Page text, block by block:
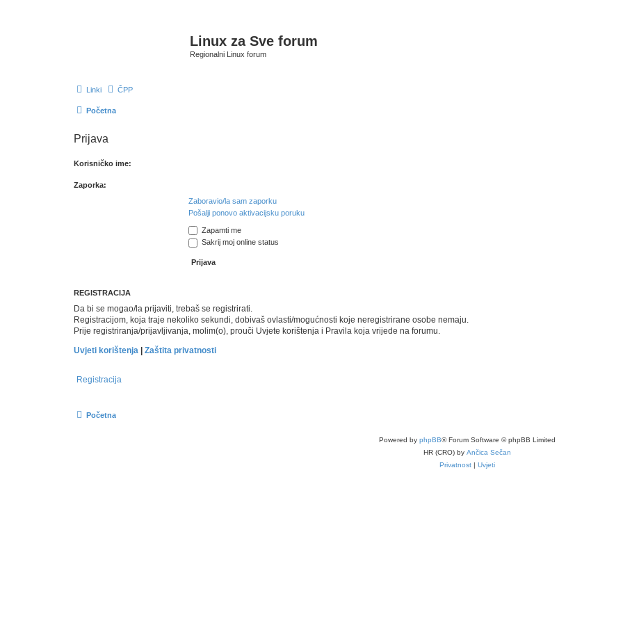
Linux za Sve forum
Regionalni Linux forum
Linki ČPP
Početna
Prijava
Korisničko ime:
Zaporka:
Zaboravio/la sam zaporku
Pošalji ponovo aktivacijsku poruku
Zapamti me
Sakrij moj online status
REGISTRACIJA
Da bi se mogao/la prijaviti, trebaš se registrirati.
Registracijom, koja traje nekoliko sekundi, dobivaš ovlasti/mogućnosti koje neregistrirane osobe nemaju.
Prije registriranja/prijavljivanja, molim(o), prouči Uvjete korištenja i Pravila koja vrijede na forumu.
Uvjeti korištenja
Zaštita privatnosti
Registracija
Početna
Powered by phpBB® Forum Software © phpBB Limited
HR (CRO) by Ančica Sečan
Privatnost | Uvjeti